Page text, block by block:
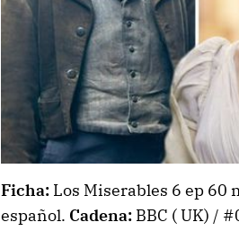
Ficha:Los Miserables 6 ep 60
español. Cadena:BBC ( UK) /